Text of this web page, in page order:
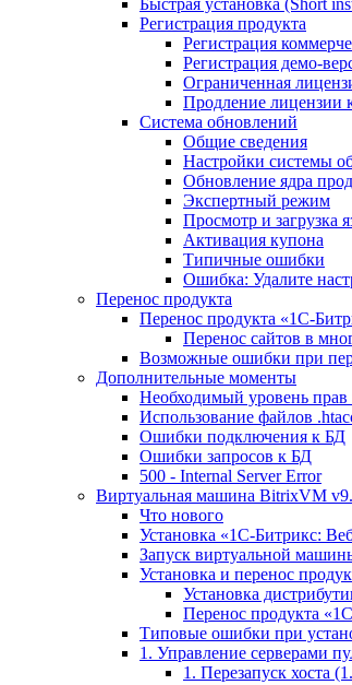
Быстрая установка (Short
Регистрация продукта
Регистрация
Регистрация демо-
Ограниченная
Продление лицензии
Система обновлений
Общие сведения
Настройки системы
Обновление ядра
Экспертный режим
Просмотр и загрузка
Активация купона
Типичные ошибки
Ошибка: Удалите
Перенос продукта
Перенос продукта «1C-
Перенос сайтов в
Возможные ошибки при
Дополнительные моменты
Необходимый уровень прав
Использование файлов
Ошибки подключения к БД
Ошибки запросов к БД
500 - Internal Server Error
Виртуальная машина BitrixVM
Что нового
Установка «1С-Битрикс:
Запуск виртуальной
Установка и перенос
Установка
Перенос продукта
Типовые ошибки при
1. Управление серверами
1. Перезапуск хоста